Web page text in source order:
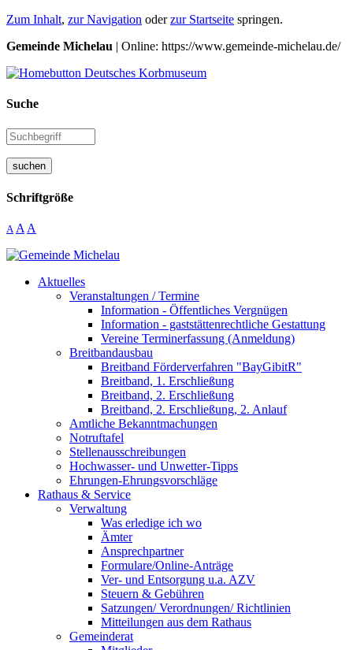
Zum Inhalt, zur Navigation oderzur Startseite springen.
Gemeinde Michelau | Online: https://www.gemeinde-michelau.de/
Suche
suchen
Schriftgröße
A A A
Aktuelles
Veranstaltungen / Termine
Information - Öffentliches Vergnügen
Information - gaststättenrechtliche Gestattung
Vereine Terminerfassung (Anmeldung)
Breitbandausbau
Breitband Förderverfahren "BayGibitR"
Breitband, 1. Erschließung
Breitband, 2. Erschließung
Breitband, 2. Erschließung, 2. Anlauf
Amtliche Bekanntmachungen
Notruftafel
Stellenausschreibungen
Hochwasser- und Unwetter-Tipps
Ehrungen-Ehrungsvorschläge
Rathaus & Service
Verwaltung
Was erledige ich wo
Ämter
Ansprechpartner
Formulare/Online-Anträge
Ver- und Entsorgung u.a. AZV
Steuern & Gebühren
Satzungen/ Verordnungen/ Richtlinien
Mitteilungen aus dem Rathaus
Gemeinderat